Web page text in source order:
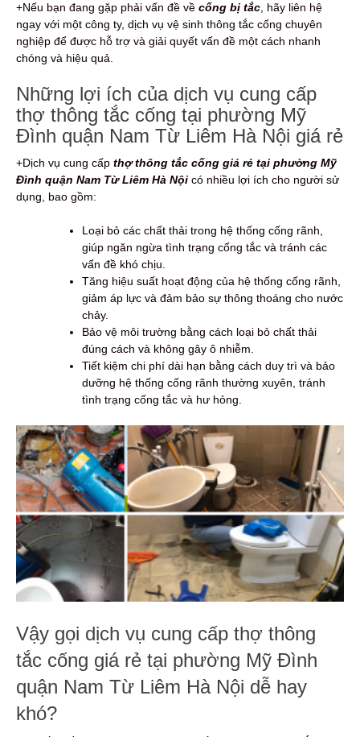
+Nếu bạn đang gặp phải vấn đề về cống bị tắc, hãy liên hệ
ngay với một công ty, dịch vụ vệ sinh thông tắc cống chuyên
nghiệp để được hỗ trợ và giải quyết vấn đề một cách nhanh
chóng và hiệu quả.
Những lợi ích của dịch vụ cung cấp
thợ thông tắc cống tại phường Mỹ
Đình quận Nam Từ Liêm Hà Nội giá rẻ
+Dịch vụ cung cấp thợ thông tắc cống giá rẻ tại phường Mỹ
Đình quận Nam Từ Liêm Hà Nội có nhiều lợi ích cho người sử
dụng, bao gồm:
Loại bỏ các chất thải trong hệ thống cống rãnh,
giúp ngăn ngừa tình trạng cống tắc và tránh các
vấn đề khó chịu.
Tăng hiệu suất hoạt động của hệ thống cống rãnh,
giảm áp lực và đảm bảo sự thông thoáng cho nước
chảy.
Bảo vệ môi trường bằng cách loại bỏ chất thải
đúng cách và không gây ô nhiễm.
Tiết kiệm chi phí dài hạn bằng cách duy trì và bảo
dưỡng hệ thống cống rãnh thường xuyên, tránh
tình trạng cống tắc và hư hỏng.
Vậy gọi dịch vụ cung cấp thợ thông
tắc cống giá rẻ tại phường Mỹ Đình
quận Nam Từ Liêm Hà Nội dễ hay
khó?